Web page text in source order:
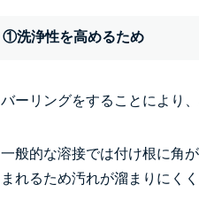
①洗浄性を高めるため
バーリングをすることにより
一般的な溶接では付け根に角
まれるため汚れが溜まりにく